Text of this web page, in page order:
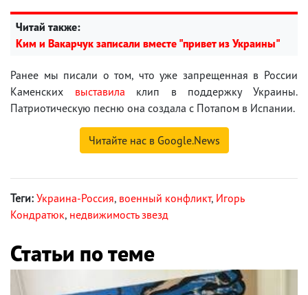
Читай также:
Ким и Вакарчук записали вместе "привет из Украины"
Ранее мы писали о том, что уже запрещенная в России
Каменских выставила клип в поддержку Украины.
Патриотическую песню она создала с Потапом в Испании.
Читайте нас в Google.News
Теги: Украина-Россия, военный конфликт, Игорь
Кондратюк, недвижимость звезд
Статьи по теме